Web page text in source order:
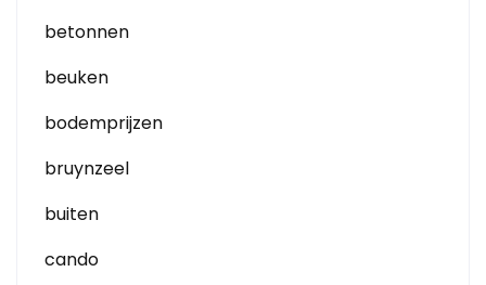
betonnen
beuken
bodemprijzen
bruynzeel
buiten
cando